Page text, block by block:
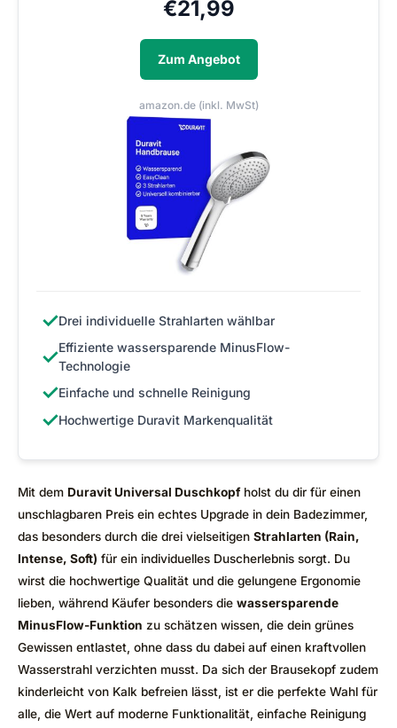
€21,99
Zum Angebot
amazon.de (inkl. MwSt)
✓Drei individuelle Strahlarten wählbar
✓Effiziente wassersparende MinusFlow-
Technologie
✓Einfache und schnelle Reinigung
✓Hochwertige Duravit Markenqualität
Mit dem Duravit Universal Duschkopfholst du dir für einen
unschlagbaren Preis ein echtes Upgrade in dein Badezimmer,
das besonders durch die drei vielseitigen Strahlarten (Rain,
Intense, Soft) für ein individuelles Duscherlebnis sorgt. Du
wirst die hochwertige Qualität und die gelungene Ergonomie
lieben, während Käufer besonders die wassersparende
MinusFlow-Funktion zu schätzen wissen, die dein grünes
Gewissen entlastet, ohne dass du dabei auf einen kraftvollen
Wasserstrahl verzichten musst. Da sich der Brausekopf zudem
kinderleicht von Kalk befreien lässt, ist er die perfekte Wahl für
alle, die Wert auf moderne Funktionalität, einfache Reinigung